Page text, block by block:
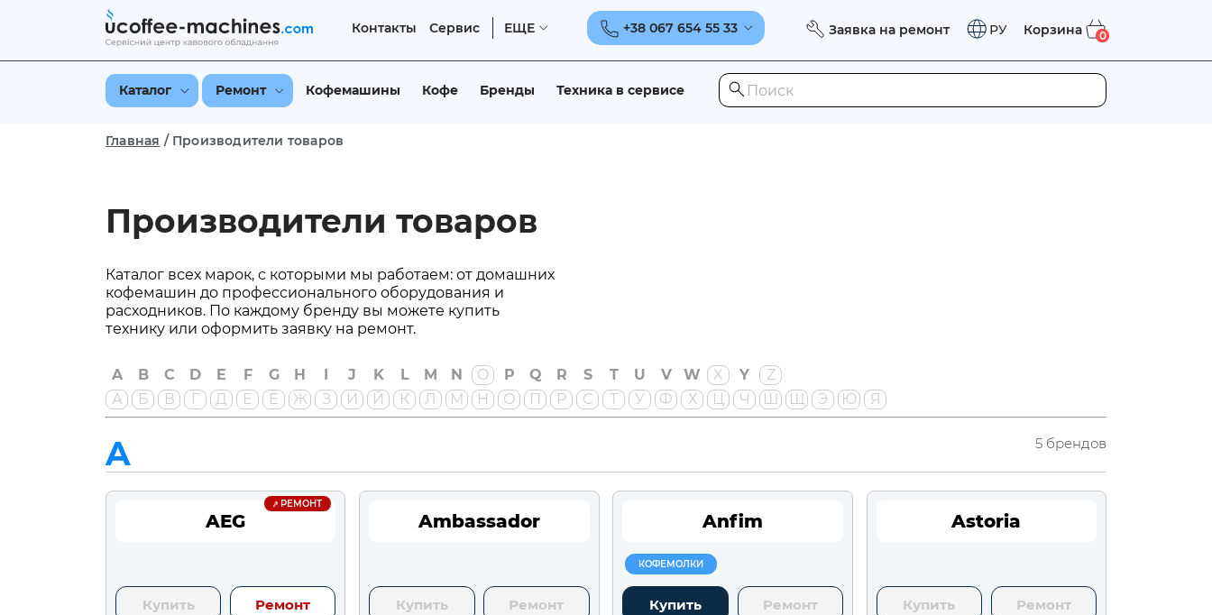
Контакты Сервис ЕЩЕ +38 067 654 55 33 Заявка на ремонт РУ Корзина 0
Каталог Ремонт Кофемашины Кофе Бренды Техника в сервисе
Главная / Производители товаров
Производители товаров
Каталог всех марок, с которыми мы работаем: от домашних
кофемашин до профессионального оборудования и
расходников. По каждому бренду вы можете купить
технику или оформить заявку на ремонт.
A B C D E F G H J K L M N O P Q R S T U V W X Y
Z
А
Б В Г Д Е Ё Ж З И Й К Л М Н О П Р С Т У Ф Х Ц Ч Ш Щ Э Ю Я
A 5 брендов
AEG
РЕМОНТ
Купить Ремонт
Ambassador
Купить Ремонт
Anfim
КОФЕМОЛКИ
Купить Ремонт
Astoria
Купить Ремонт